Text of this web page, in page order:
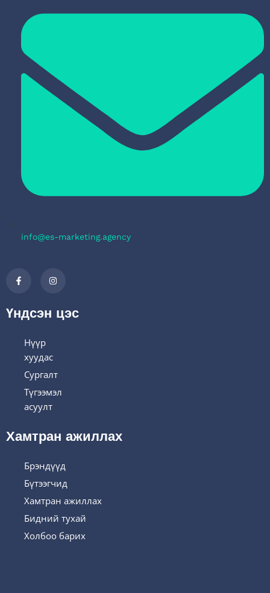
info@es-marketing.agency
Үндсэн цэс
Нүүр
хуудас
Сургалт
Түгээмэл
асуулт
Хамтран ажиллах
Брэндүүд
Бүтээгчид
Хамтран ажиллах
Бидний тухай
Холбоо барих